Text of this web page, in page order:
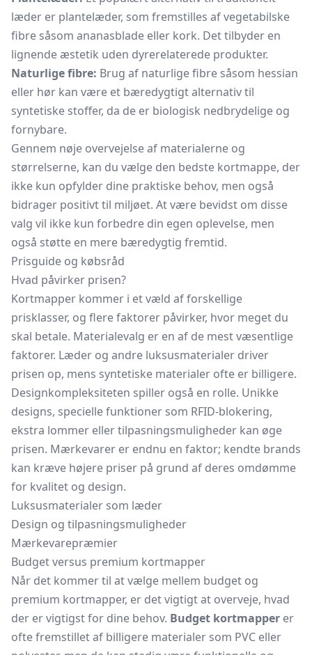
læder er plantelæder, som fremstilles af vegetabilske
fibre såsom ananasblade eller kork. Det tilbyder en
lignende æstetik uden dyrerelaterede produkter.
Naturlige fibre: Brug af naturlige fibre såsom hessian
eller hør kan være et bæredygtigt alternativ til
syntetiske stoffer, da de er biologisk nedbrydelige og
fornybare.
Gennem nøje overvejelse af materialerne og
størrelserne, kan du vælge den bedste kortmappe, der
ikke kun opfylder dine praktiske behov, men også
bidrager positivt til miljøet. At være bevidst om disse
valg vil ikke kun forbedre din egen oplevelse, men
også støtte en mere bæredygtig fremtid.
Prisguide og købsråd
Hvad påvirker prisen?
Kortmapper kommer i et væld af forskellige
prisklasser, og flere faktorer påvirker, hvor meget du
skal betale. Materialevalg er en af de mest væsentlige
faktorer. Læder og andre luksusmaterialer driver
prisen op, mens syntetiske materialer ofte er billigere.
Designkompleksiteten spiller også en rolle. Unikke
designs, specielle funktioner som RFID-blokering,
ekstra lommer eller tilpasningsmuligheder kan øge
prisen. Mærkevarer er endnu en faktor; kendte brands
kan kræve højere priser på grund af deres omdømme
for kvalitet og design.
Luksusmaterialer som læder
Design og tilpasningsmuligheder
Mærkevarepræmier
Budget versus premium kortmapper
Når det kommer til at vælge mellem budget og
premium kortmapper, er det vigtigt at overveje, hvad
der er vigtigst for dine behov. Budget kortmapper er
ofte fremstillet af billigere materialer som PVC eller